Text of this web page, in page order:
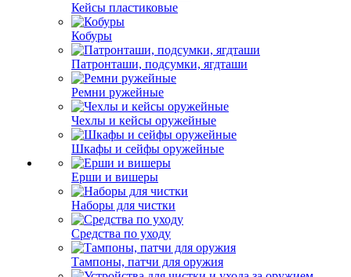
Кейсы пластиковые
Кобуры
Патронташи, подсумки, ягдташи
Ремни ружейные
Чехлы и кейсы оружейные
Шкафы и сейфы оружейные
Ерши и вишеры
Наборы для чистки
Средства по уходу
Тампоны, патчи для оружия